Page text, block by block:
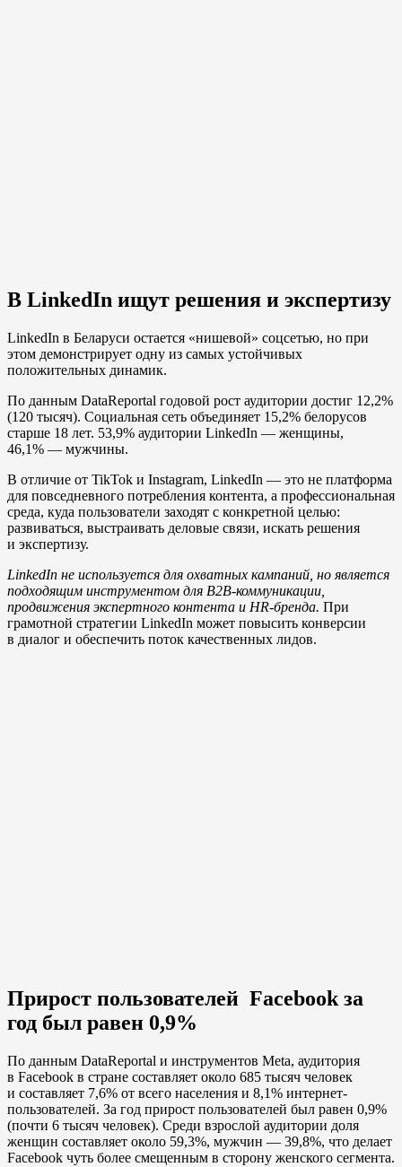
В LinkedIn ищут решения и экспертизу
LinkedIn в Беларуси остается «нишевой» соцсетью, но при
этом демонстрирует одну из самых устойчивых
положительных динамик.
По данным DataReportal годовой рост аудитории достиг 12,2%
(120 тысяч). Социальная сеть объединяет 15,2% белорусов
старше 18 лет. 53,9% аудитории LinkedIn — женщины,
46,1% — мужчины.
В отличие от TikTok и Instagram, LinkedIn — это не платформа
для повседневного потребления контента, а профессиональная
среда, куда пользователи заходят с конкретной целью:
развиваться, выстраивать деловые связи, искать решения
и экспертизу.
LinkedIn не используется для охватных кампаний, но является
подходящим инструментом для B2B-коммуникации,
продвижения экспертного контента и HR-бренда. При
грамотной стратегии LinkedIn может повысить конверсии
в диалог и обеспечить поток качественных лидов.
Прирост пользователей Facebook за
год был равен 0,9%
По данным DataReportal и инструментов Meta, аудитория
в Facebook в стране составляет около 685 тысяч человек
и составляет 7,6% от всего населения и 8,1% интернет-
пользователей. За год прирост пользователей был равен 0,9%
(почти 6 тысяч человек). Среди взрослой аудитории доля
женщин составляет около 59,3%, мужчин — 39,8%, что делает
Facebook чуть более смещенным в сторону женского сегмента.